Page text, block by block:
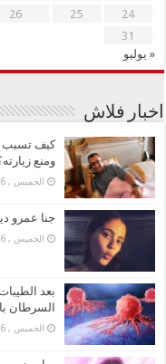
24
25
26
31
« يوليو
اخبار فلاش
كيف تسبب
ومنع
الخميس , 6 أغسطس 2026
جنا عمرو
الخميس , 6 أغسطس 2026
بعد
السرطان
الخميس , 6 أغسطس 2026